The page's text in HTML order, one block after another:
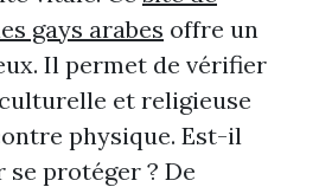
gays arabes offre un
Il permet de vérifier
et religieuse
physique. Est-il
se protéger ? De